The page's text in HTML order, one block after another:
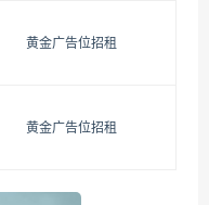
黄金广告位招租
黄金广告位招租